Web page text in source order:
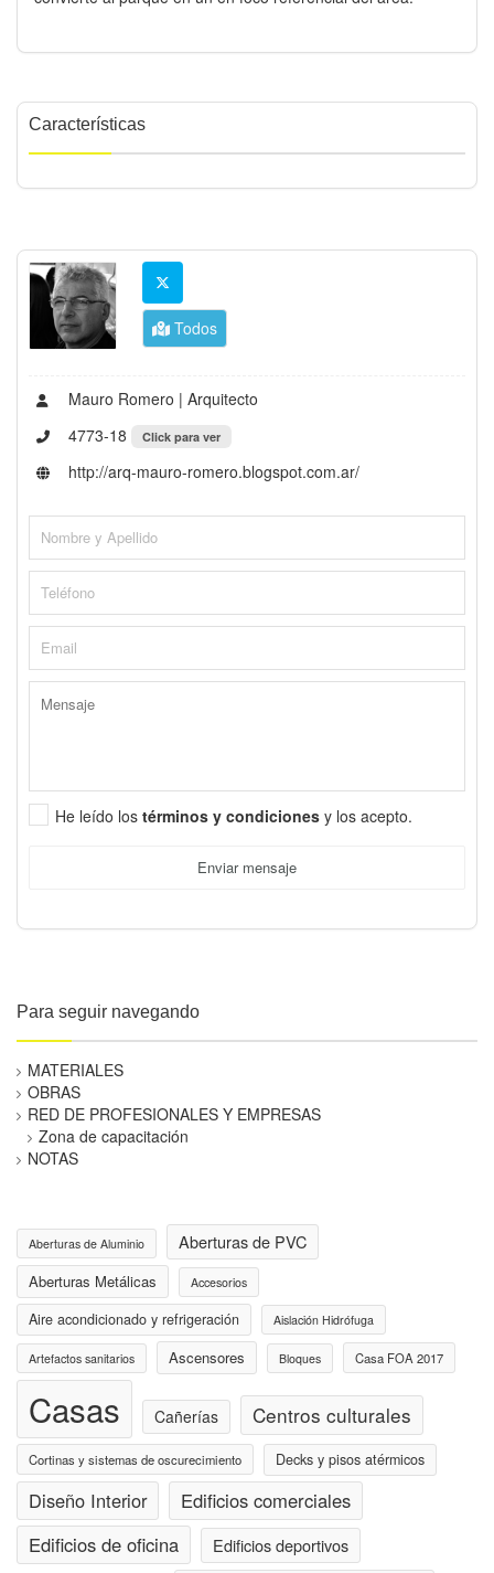
Características
Todos
Mauro Romero | Arquitecto
4773-18
Click para ver
http://arq-mauro-romero.blogspot.com.ar/
He leído los términos y condiciones y los acepto.
Enviar mensaje
Para seguir navegando
MATERIALES
OBRAS
RED DE PROFESIONALES Y EMPRESAS
Zona de capacitación
NOTAS
Aberturas de Aluminio Aberturas de PVC
Aberturas Metálicas Accesorios
Aire acondicionado y refrigeración Aislación Hidrófuga
Artefactos sanitarios Ascensores Bloques Casa FOA 2017
Casas Cañerías Centros culturales
Cortinas y sistemas de oscurecimiento Decks y pisos atérmicos
Diseño Interior
Edificios comerciales
Edificios de oficina
Edificios deportivos